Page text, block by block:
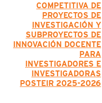
COMPETITIVA DE
PROYECTOS DE
INVESTIGACIÓN Y
SUBPROYECTOS DE
INNOVACIÓN DOCENTE
PARA
INVESTIGADORES E
INVESTIGADORAS
POSTEIR 2025-2026